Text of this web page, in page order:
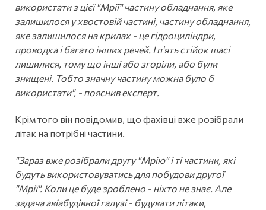
використати з цієї "Мрії" частину обладнання, яке
залишилося у хвостовій частині, частину обладнання,
яке залишилося на крилах - це гідроциліндри,
проводка і багато інших речей. І п'ять стійок шасі
лишилися, тому що інші або згоріли, або були
знищені. Тобто значну частину можна було б
використати", - пояснив експерт.
Крім того він повідомив, що фахівці вже розібрали
літак на потрібні частини.
"Зараз вже розібрали другу "Мрію" і ті частини, які
будуть використовуватись для побудови другої
"Мрії". Коли це буде зроблено - ніхто не знає. Але
задача авіабудівної галузі - будувати літаки,